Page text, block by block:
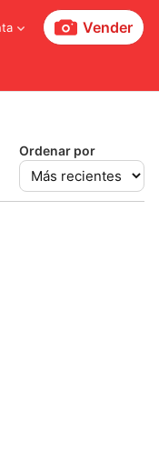
Vender
Ordenar por